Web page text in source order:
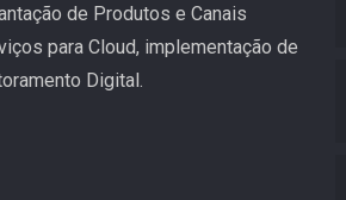
de Produtos e Canais
para Cloud, implementação de
Digital.